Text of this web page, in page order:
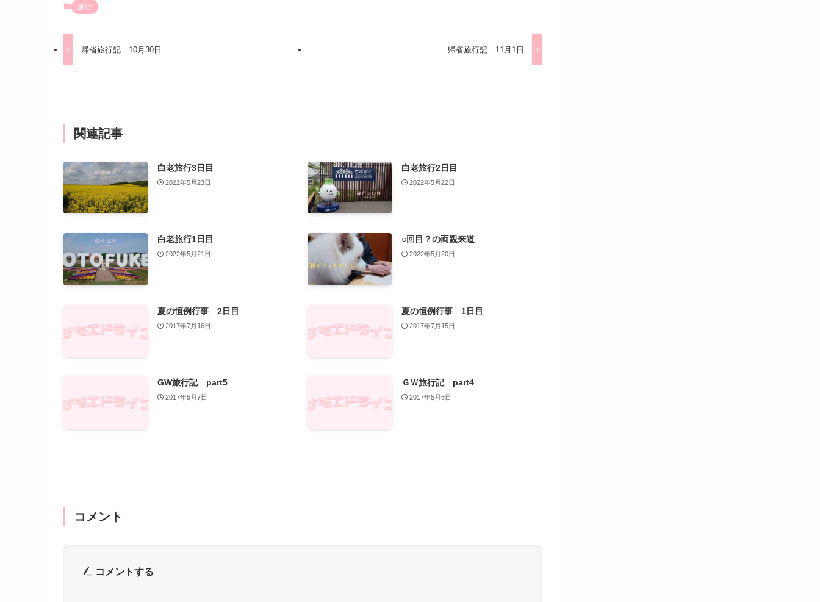
旅行
帰省旅行記 10月30日 帰省旅行記 11月1日
関連記事
白老旅行3日目
2022年5月23日
白老旅行2日目
2022年5月22日
白老旅行1日目
2022年5月21日
○回目？の両親来道
2022年5月20日
夏の恒例行事 2日目
2017年7月16日
夏の恒例行事 1日目
2017年7月15日
GW旅行記 part5
2017年5月7日
ＧＷ旅行記 part4
2017年5月6日
コメント
コメントする